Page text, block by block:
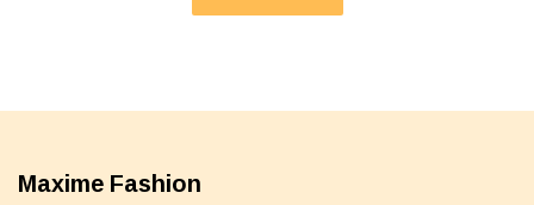
Maxime Fashion